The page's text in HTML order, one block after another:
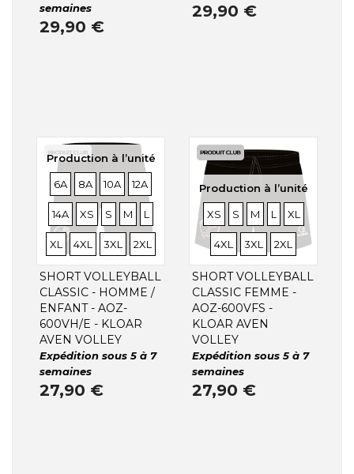
semaines
29,90 €
29,90 €
Production à l’unité
TAILLES
6A
TAILLES
8A
TAILLES
10A
TAILLES
12A
TAILLES
14A
TAILLES
XS
TAILLES
S
TAILLES
M
TAILLES
L
TAILLES
XL
TAILLES
4XL
TAILLES
3XL
TAILLES
2XL
SHORT VOLLEYBALL
CLASSIC - HOMME /
ENFANT - AOZ-
600VH/E - KLOAR
AVEN VOLLEY
Expédition sous 5 à 7
semaines
27,90 €
Production à l’unité
TAILLES
XS
TAILLES
S
TAILLES
M
TAILLES
L
TAILLES
XL
TAILLES
4XL
TAILLES
3XL
TAILLES
2XL
SHORT VOLLEYBALL
CLASSIC FEMME -
AOZ-600VFS -
KLOAR AVEN
VOLLEY
Expédition sous 5 à 7
semaines
27,90 €